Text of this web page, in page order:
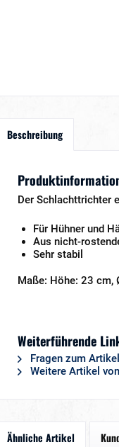
Beschreibung
Der Schlachttrichter
Für Hühner und
Aus nicht-
Sehr stabil
Maße: Höhe: 23 cm,
Weiterführende
Fragen zum
Weitere Artikel
Ähnliche Artikel